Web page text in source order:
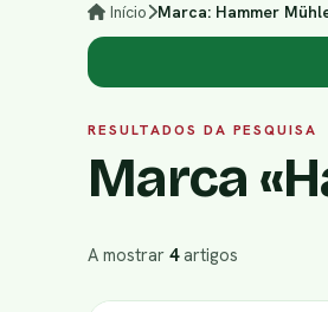
Início Marca: Hammer
RESULTADOS DA PESQUISA
Marca
A mostrar 4artigos